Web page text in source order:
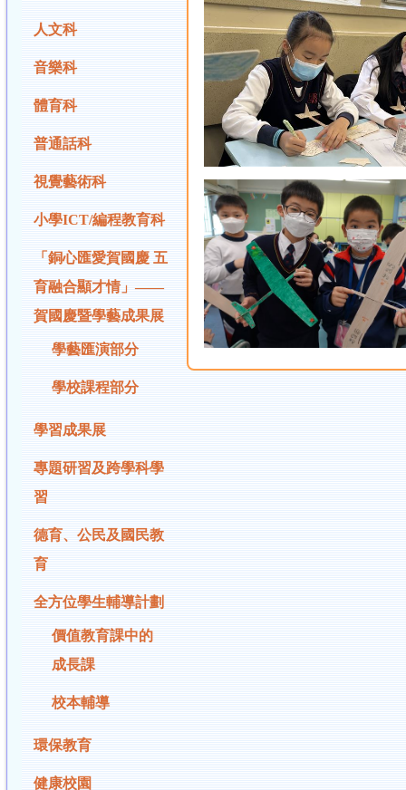
人文科
音樂科
體育科
普通話科
視覺藝術科
小學ICT/編程教育科
「銅心匯愛賀國慶 五
育融合顯才情」——
賀國慶暨學藝成果展
學藝匯演部分
學校課程部分
學習成果展
專題研習及跨學科學
習
德育、公民及國民教
育
全方位學生輔導計劃
價值教育課中的
成長課
校本輔導
環保教育
健康校園